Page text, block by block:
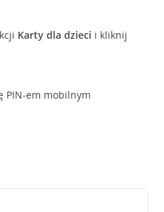
Karty dla dzieci i kliknij
PIN-em mobilnym